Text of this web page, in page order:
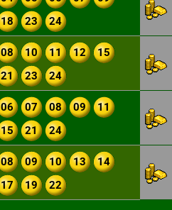
18 23 24
08 10 11 12
15
21 23 24
06 07 08 09
11
15 21 24
08 09 10 13
14
17 19 22